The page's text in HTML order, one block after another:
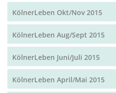
KölnerLeben Okt/Nov 2015
KölnerLeben Aug/Sept 2015
KölnerLeben Juni/Juli 2015
KölnerLeben April/Mai 2015